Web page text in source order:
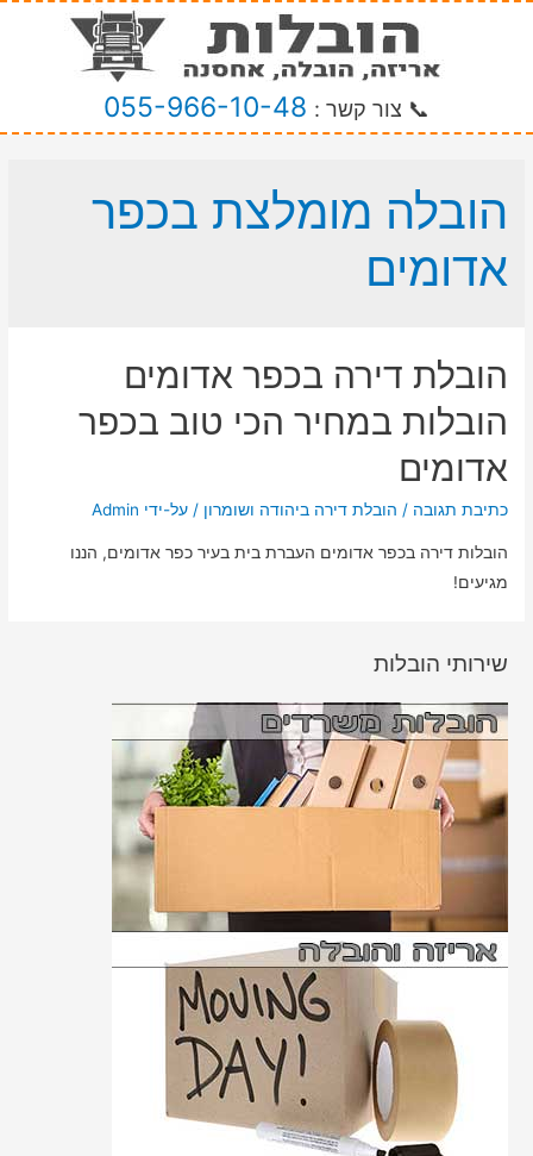
📞 צור קשר : 055-966-10-48
הובלה מומלצת בכפר
אדומים
הובלת דירה בכפר אדומים
הובלות במחיר הכי טוב בכפר
אדומים
כתיבת תגובה / הובלת דירה ביהודה ושומרון / על-ידי Admin
הובלות דירה בכפר אדומים העברת בית בעיר כפר אדומים, הננו
מגיעים!
שירותי הובלות